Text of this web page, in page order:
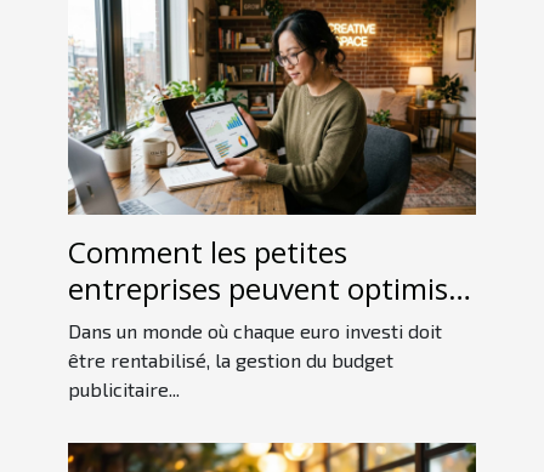
Comment les petites
entreprises peuvent optimiser
leur budget publicitaire ?
Dans un monde où chaque euro investi doit
être rentabilisé, la gestion du budget
publicitaire...